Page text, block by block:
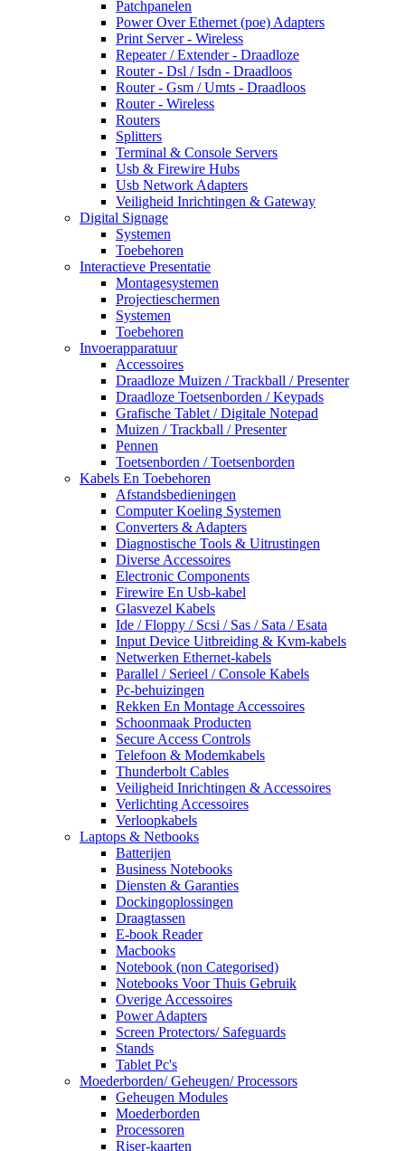
Patchpanelen
Power Over Ethernet (poe) Adapters
Print Server - Wireless
Repeater / Extender - Draadloze
Router - Dsl / Isdn - Draadloos
Router - Gsm / Umts - Draadloos
Router - Wireless
Routers
Splitters
Terminal & Console Servers
Usb & Firewire Hubs
Usb Network Adapters
Veiligheid Inrichtingen & Gateway
Digital Signage
Systemen
Toebehoren
Interactieve Presentatie
Montagesystemen
Projectieschermen
Systemen
Toebehoren
Invoerapparatuur
Accessoires
Draadloze Muizen / Trackball / Presenter
Draadloze Toetsenborden / Keypads
Grafische Tablet / Digitale Notepad
Muizen / Trackball / Presenter
Pennen
Toetsenborden / Toetsenborden
Kabels En Toebehoren
Afstandsbedieningen
Computer Koeling Systemen
Converters & Adapters
Diagnostische Tools & Uitrustingen
Diverse Accessoires
Electronic Components
Firewire En Usb-kabel
Glasvezel Kabels
Ide / Floppy / Scsi / Sas / Sata / Esata
Input Device Uitbreiding & Kvm-kabels
Netwerken Ethernet-kabels
Parallel / Serieel / Console Kabels
Pc-behuizingen
Rekken En Montage Accessoires
Schoonmaak Producten
Secure Access Controls
Telefoon & Modemkabels
Thunderbolt Cables
Veiligheid Inrichtingen & Accessoires
Verlichting Accessoires
Verloopkabels
Laptops & Netbooks
Batterijen
Business Notebooks
Diensten & Garanties
Dockingoplossingen
Draagtassen
E-book Reader
Macbooks
Notebook (non Categorised)
Notebooks Voor Thuis Gebruik
Overige Accessoires
Power Adapters
Screen Protectors/ Safeguards
Stands
Tablet Pc's
Moederborden/ Geheugen/ Processors
Geheugen Modules
Moederborden
Processoren
Riser-kaarten